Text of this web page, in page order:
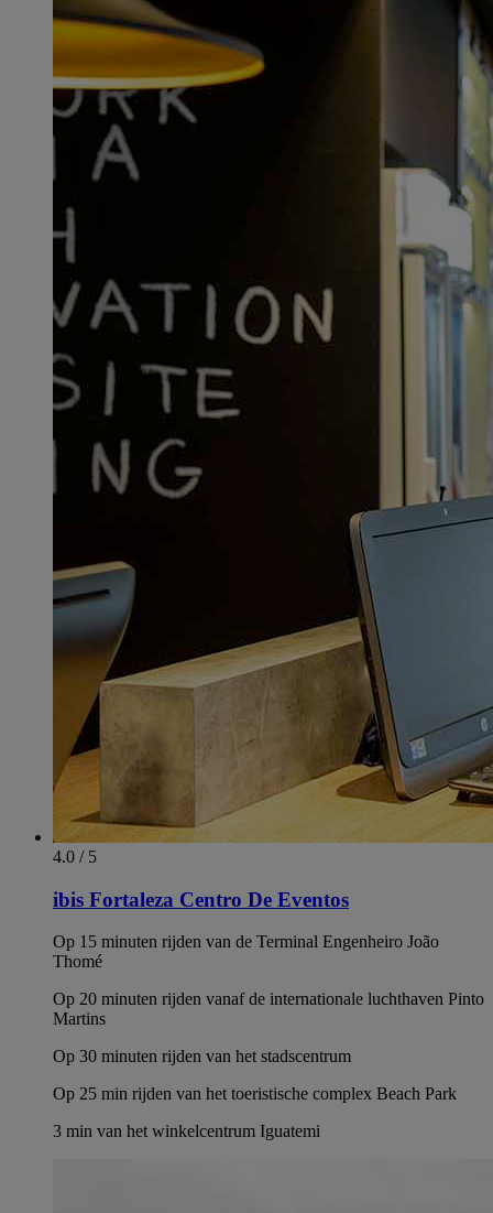
4.0 / 5
ibis Fortaleza Centro De Eventos
Op 15 minuten rijden van de Terminal Engenheiro João
Thomé
Op 20 minuten rijden vanaf de internationale luchthaven Pinto
Martins
Op 30 minuten rijden van het stadscentrum
Op 25 min rijden van het toeristische complex Beach Park
3 min van het winkelcentrum Iguatemi